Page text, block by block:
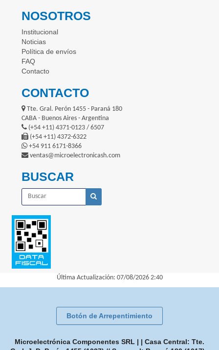
NOSOTROS
Institucional
Noticias
Política de envíos
FAQ
Contacto
CONTACTO
Tte. Gral. Perón 1455 - Paraná 180
CABA - Buenos Aires - Argentina
(+54 +11) 4371-0123 / 6507
(+54 +11) 4372-6322
+54 911 6171-8366
ventas@microelectronicash.com
BUSCAR
Última Actualización: 07/08/2026 2:40
Botón de Arrepentimiento
Microelectrónica Componentes SRL | | Casa Central: Tte.